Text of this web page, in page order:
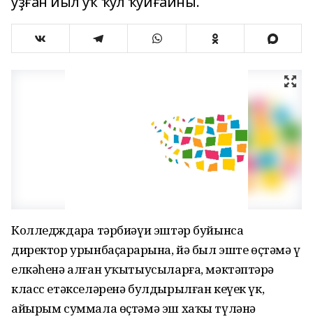
Колледждарҙа тәрбиәүи эштәр буйынса
директор урынбаҫарҙарына, йә был эште өҫтәмә үҙ
елкәһенә алған уҡытыусыларға, мәктәптәрҙә
класс етәкселәренә булдырылған кеүек үк,
айырым суммала өҫтәмә эш хаҡы түләнә